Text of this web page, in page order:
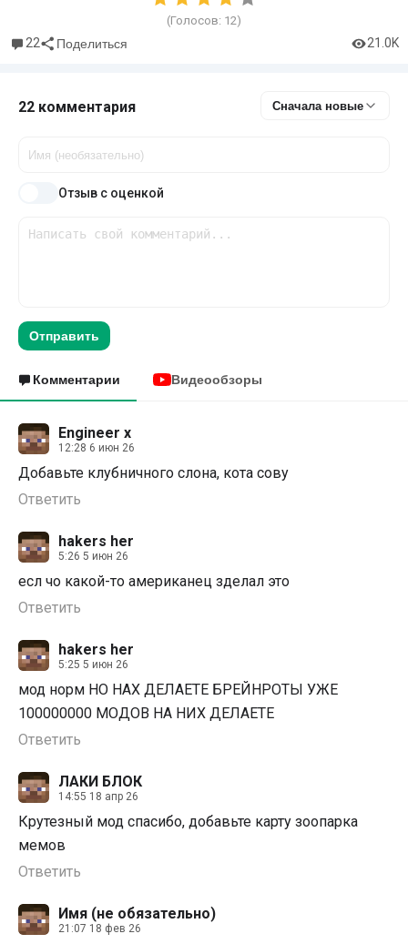
(Голосов: 12)
22 Поделиться 21.0K
22 комментария Сначала новые
Отзыв с оценкой
Отправить
Комментарии Видеообзоры
Engineer x
12:28 6 июн 26
Добавьте клубничного слона, кота сову
Ответить
hakers her
5:26 5 июн 26
есл чо какой-то американец зделал это
Ответить
hakers her
5:25 5 июн 26
мод норм НО НАХ ДЕЛАЕТЕ БРЕЙНРОТЫ УЖЕ
100000000 МОДОВ НА НИХ ДЕЛАЕТЕ
Ответить
ЛАКИ БЛОК
14:55 18 апр 26
Крутезный мод спасибо, добавьте карту зоопарка
мемов
Ответить
Имя (не обязательно)
21:07 18 фев 26